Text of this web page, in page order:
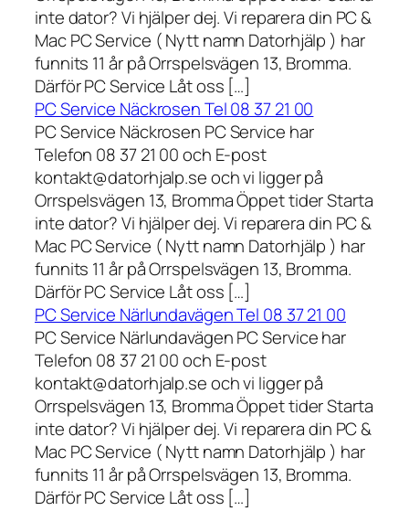
inte dator? Vi hjälper dej. Vi reparera din PC &
Mac PC Service ( Nytt namn Datorhjälp ) har
funnits 11 år på Orrspelsvägen 13, Bromma.
Därför PC Service Låt oss […]
PC Service Näckrosen Tel 08 37 21 00
PC Service Näckrosen PC Service har
Telefon 08 37 21 00 och E-post
kontakt@datorhjalp.se och vi ligger på
Orrspelsvägen 13, Bromma Öppet tider Starta
inte dator? Vi hjälper dej. Vi reparera din PC &
Mac PC Service ( Nytt namn Datorhjälp ) har
funnits 11 år på Orrspelsvägen 13, Bromma.
Därför PC Service Låt oss […]
PC Service Närlundavägen Tel 08 37 21 00
PC Service Närlundavägen PC Service har
Telefon 08 37 21 00 och E-post
kontakt@datorhjalp.se och vi ligger på
Orrspelsvägen 13, Bromma Öppet tider Starta
inte dator? Vi hjälper dej. Vi reparera din PC &
Mac PC Service ( Nytt namn Datorhjälp ) har
funnits 11 år på Orrspelsvägen 13, Bromma.
Därför PC Service Låt oss […]